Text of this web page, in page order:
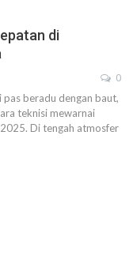
di
0
pas beradu dengan baut,
teknisi mewarnai
Di tengah atmosfer